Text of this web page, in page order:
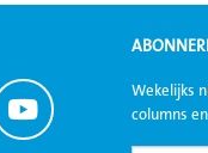
Ga
naar
Wekelijks
columns